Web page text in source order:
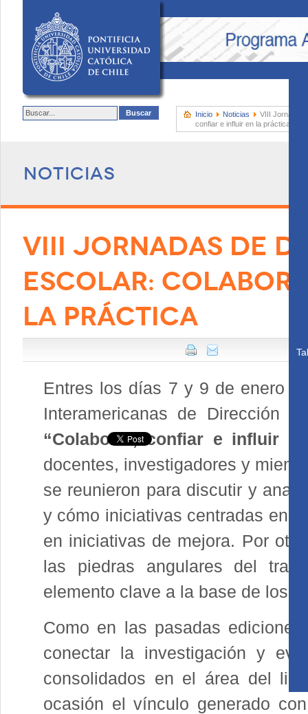
Inicio Noticias
VIII Jornadas
confiar e influir en la práctica
Noticias
VIII JORNADAS DE
ESCOLAR:
LA PRÁCTICA
Entres los días 7 y 9 de enero
Interamericanas de Dirección
“Colaborar, confiar e influir
docentes, investigadores y
se reunieron para discutir y
y cómo iniciativas centradas en
en iniciativas de mejora. Por
las piedras angulares del
elemento clave a la base de los
Como en las pasadas
conectar la investigación y
consolidados en el área del
ocasión el vínculo generado